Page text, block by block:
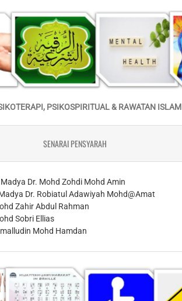
PSIKOSPIRITUAL & RAWATAN ISLAM
SENARAI PENSYARAH
Dr. Mohd Zohdi Mohd Amin
Dr. Robiatul Adawiyah Mohd@Amat
Zahir Abdul Rahman
Sobri Ellias
Mohd Hamdan